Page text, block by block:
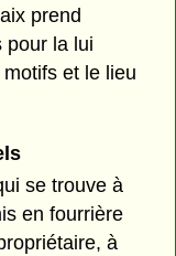
prend
pour la lui
et le lieu
se trouve à
en fourrière
à